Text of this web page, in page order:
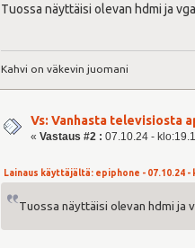
Tuossa näyttäisi olevan hdmi ja
Kahvi on väkevin juomani
Vs: Vanhasta televisiosta
«Vastaus #2 : 07.10.24 -
Lainaus käyttäjältä: epiphone - 07.10.24 -
Tuossa näyttäisi olevan hdmi ja